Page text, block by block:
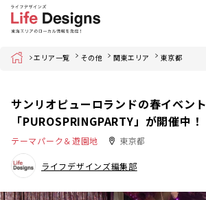
Home エリア一覧 その他 関東エリア 東京都
サンリオピューロランドの春イベント
「PUROSPRINGPARTY」が開催中！
テーマパーク＆遊園地 東京都
ライフデザインズ編集部